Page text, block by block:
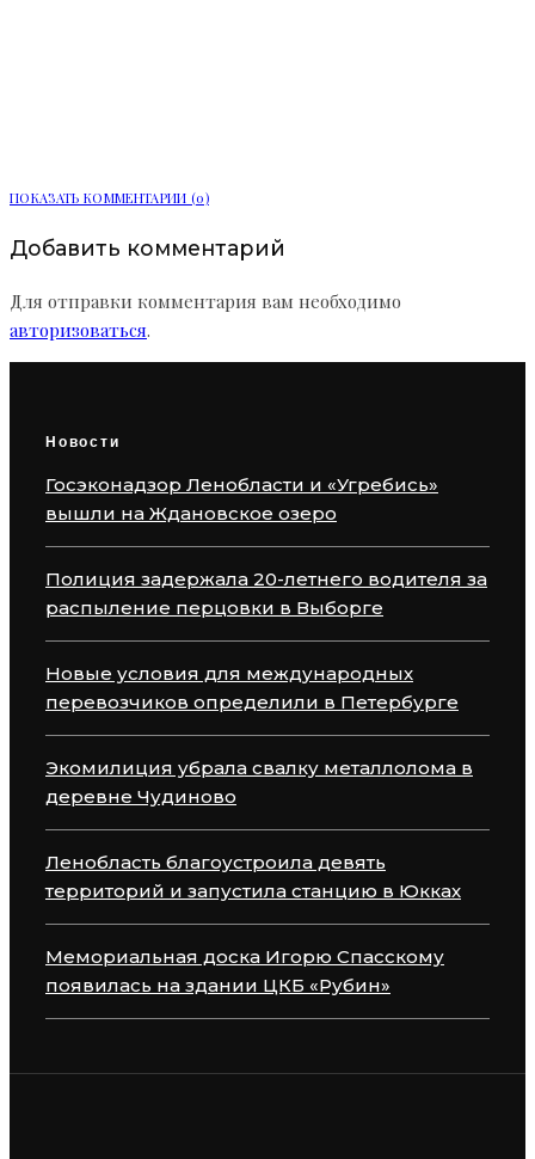
ПОКАЗАТЬ КОММЕНТАРИИ (0)
Добавить комментарий
Для отправки комментария вам необходимо
авторизоваться.
Новости
Госэконадзор Ленобласти и «Угребись»
вышли на Ждановское озеро
Полиция задержала 20-летнего водителя за
распыление перцовки в Выборге
Новые условия для международных
перевозчиков определили в Петербурге
Экомилиция убрала свалку металлолома в
деревне Чудиново
Ленобласть благоустроила девять
территорий и запустила станцию в Юкках
Мемориальная доска Игорю Спасскому
появилась на здании ЦКБ «Рубин»